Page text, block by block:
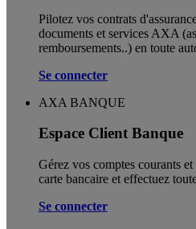
Pilotez vos contrats
documents et services AXA
remboursements..) en toute
Se connecter
AXA BANQUE
Espace Client Banque
Gérez vos comptes courants
carte bancaire et effectuez
Se connecter